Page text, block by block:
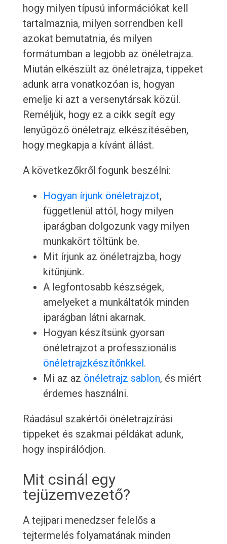
hogy milyen típusú információkat kell
tartalmaznia, milyen sorrendben kell
azokat bemutatnia, és milyen
formátumban a legjobb az önéletrajza.
Miután elkészült az önéletrajza, tippeket
adunk arra vonatkozóan is, hogyan
emelje ki azt a versenytársak közül.
Reméljük, hogy ez a cikk segít egy
lenyűgöző önéletrajz elkészítésében,
hogy megkapja a kívánt állást.
A következőkről fogunk beszélni:
Hogyan írjunk önéletrajzot,
függetlenül attól, hogy milyen
iparágban dolgozunk vagy milyen
munkakört töltünk be.
Mit írjunk az önéletrajzba, hogy
kitűnjünk.
A legfontosabb készségek,
amelyeket a munkáltatók minden
iparágban látni akarnak.
Hogyan készítsünk gyorsan
önéletrajzot a professzionális
önéletrajzkészítőnkkel.
Mi az az önéletrajz sablon, és miért
érdemes használni.
Ráadásul szakértői önéletrajzírási
tippeket és szakmai példákat adunk,
hogy inspirálódjon.
Mit csinál egy
tejüzemvezető?
A tejipari menedzser felelős a
tejtermelés folyamatának minden